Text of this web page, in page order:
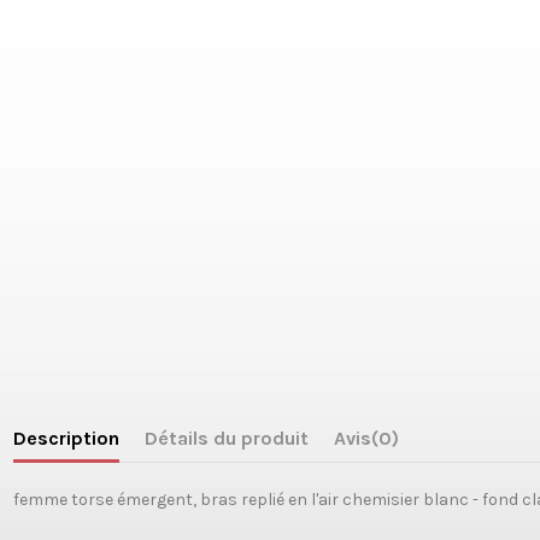
Description Détails du produit Avis(0)
femme torse émergent, bras replié en l'air chemisier blanc - fond